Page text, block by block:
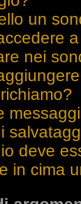
un
nei
deve
in cima